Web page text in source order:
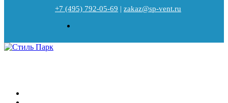
+7 (495) 792-05-69 | zakaz@sp-vent.ru